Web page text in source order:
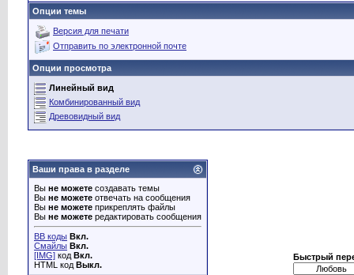
Опции темы
Версия для печати
Отправить по электронной почте
Опции просмотра
Линейный вид
Комбинированный вид
Древовидный вид
Ваши права в разделе
Вы не можете создавать темы
Вы не можете отвечать на сообщения
Вы не можете прикреплять файлы
Вы не можете редактировать сообщения
BB коды Вкл.
Смайлы Вкл.
[IMG] код Вкл.
HTML код Выкл.
Быстрый